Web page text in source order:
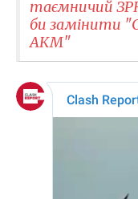
таємничий
би замінити
АКМ"